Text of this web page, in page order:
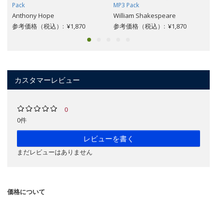
Pack
Anthony Hope
参考価格（税込）: ¥1,870
MP3 Pack
William Shakespeare
参考価格（税込）: ¥1,870
カスタマーレビュー
0
0件
レビューを書く
まだレビューはありません
価格について